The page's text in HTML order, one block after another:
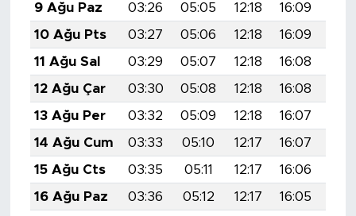
9 Ağu Paz
03:26 05:05 12:18 16:09
10 Ağu Pts
03:27 05:06 12:18 16:09
11 Ağu Sal
03:29 05:07 12:18 16:08
12 Ağu Çar
03:30 05:08 12:18 16:08
13 Ağu Per
03:32 05:09 12:18 16:07
14 Ağu Cum
03:33 05:10 12:17 16:07
15 Ağu Cts
03:35 05:11 12:17 16:06
16 Ağu Paz
03:36 05:12 12:17 16:05